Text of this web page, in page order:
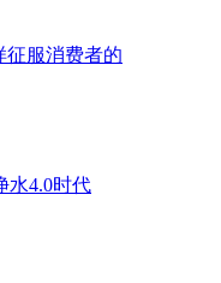
征服消费者的
水4.0时代